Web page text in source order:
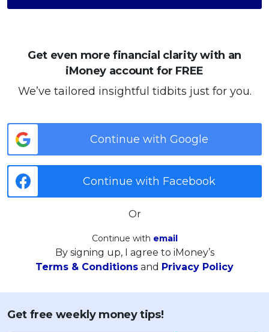
Get even more financial clarity with an
iMoney account for FREE
We’ve tailored insightful tidbits just for you.
Continue with Google
Continue with Facebook
Or
Continue with email
By signing up, I agree to iMoney’s
Terms & Conditions and Privacy Policy
Get free weekly money tips!